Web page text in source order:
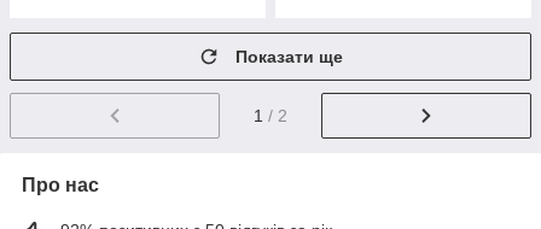
Показати ще
1 / 2
Про нас